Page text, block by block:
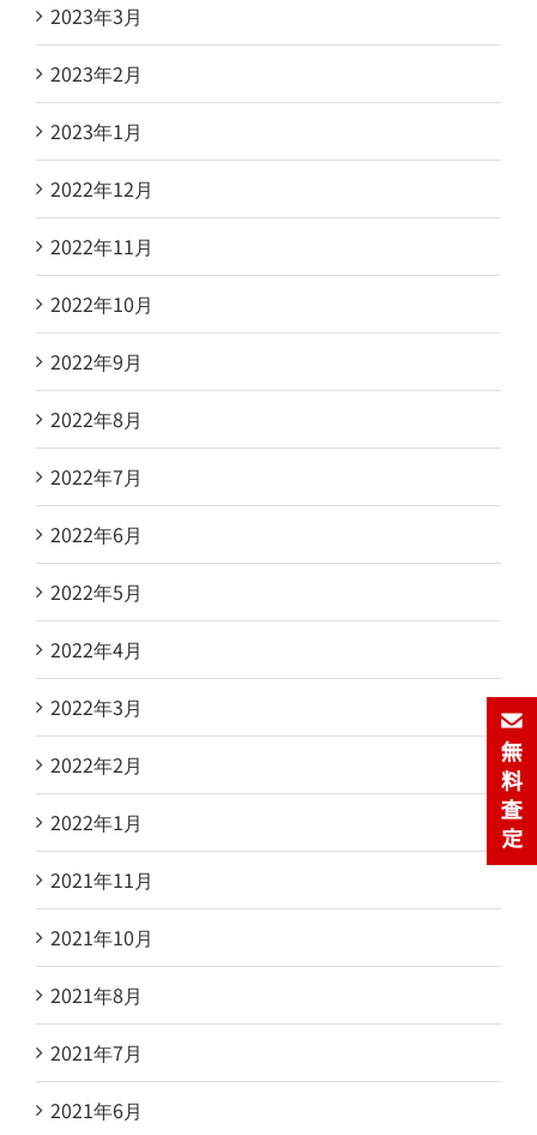
2023年3月
2023年2月
2023年1月
2022年12月
2022年11月
2022年10月
2022年9月
2022年8月
2022年7月
2022年6月
2022年5月
2022年4月
2022年3月
2022年2月
2022年1月
2021年11月
2021年10月
2021年8月
2021年7月
2021年6月